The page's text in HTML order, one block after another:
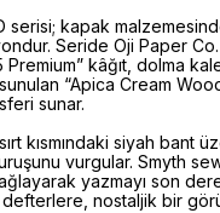
serisi; kapak
Seride Oji Paper
Premium” kâğıt, dolma
“Apica Cream
sunar.
kısmındaki siyah bant
vurgular. Smyth
sağlayarak yazmayı son
nostaljik bir